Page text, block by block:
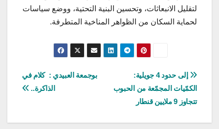
لتقليل الانبعاثات، وتحسين البنية التحتية، ووضع سياسات
لحماية السكان من الظواهر المناخية المتطرفة.
تصفّح
المقالات
بوجمعة العبيدي : كلام في
الذاكرة..
إلى حدود 4 جويلية:
الكمّيات المجمّعة من الحبوب
تتجاوز 9 ملايين قنطار